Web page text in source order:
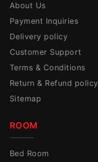
About Us
Payment Inquiries
Delivery policy
Customer Support
Terms & Conditions
Return & Refund policy
Sitemap
ROOM
Bed Room